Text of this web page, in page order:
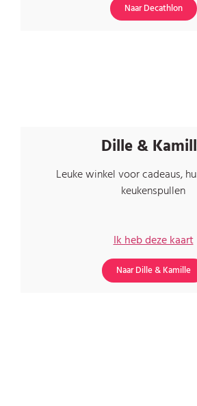
Naar Decathlon
Dille &
Leuke winkel voor cadeaus,
keukenspullen
Ik heb deze kaart
Naar Dille & Kamille